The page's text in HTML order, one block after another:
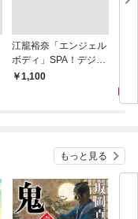
江籠裕奈「エンジェル
ボディ」SPA！デジタ
ル写真集
￥1,100
の
もっと見る